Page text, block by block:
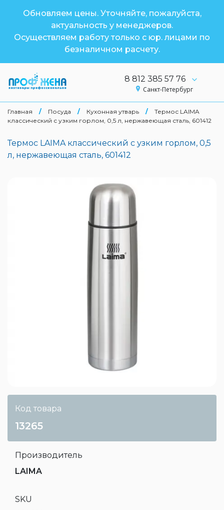
Обновляем цены. Уточняйте, пожалуйста,
актуальность у менеджеров.
Осуществляем работу только с юр. лицами по
безналичном расчету.
8 812 385 57 76
Санкт-Петербург
Главная / Посуда / Кухонная утварь /
Термос LAIMA
классический с узким горлом, 0,5 л, нержавеющая сталь, 601412
Термос LAIMA классический с узким горлом, 0,5
л, нержавеющая сталь, 601412
Код товара
13265
Производитель
LAIMA
SKU